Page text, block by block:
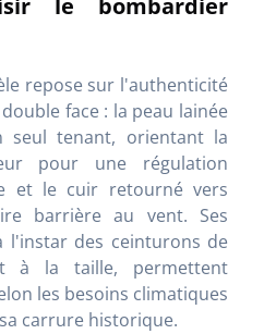
le bombardier
repose sur l'authenticité
face : la peau lainée
seul tenant, orientant la
pour une régulation
et le cuir retourné vers
barrière au vent. Ses
l'instar des ceinturons de
à la taille, permettent
les besoins climatiques
carrure historique.